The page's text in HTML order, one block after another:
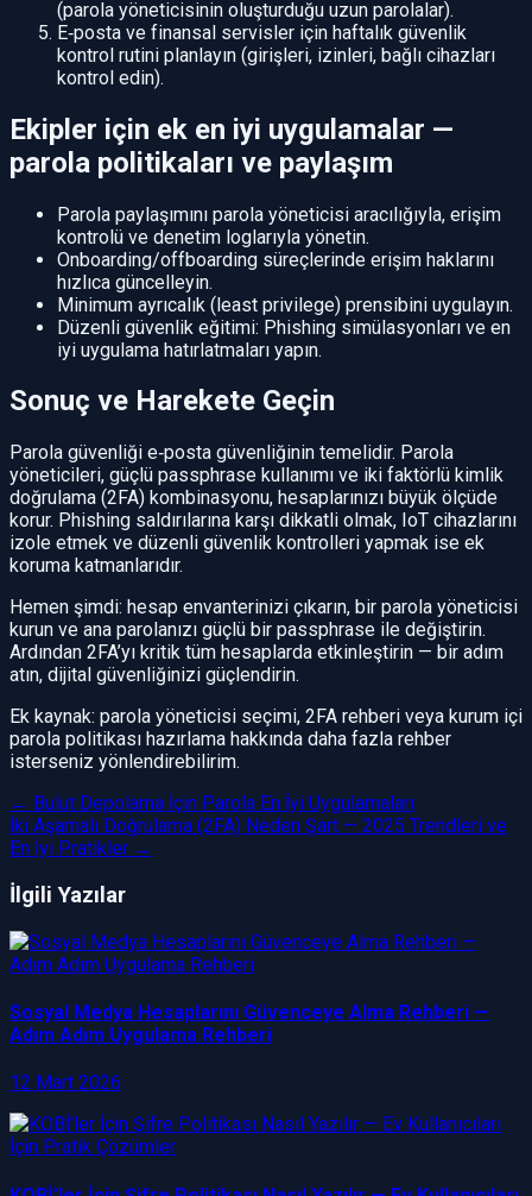
(parola yöneticisinin oluşturduğu uzun parolalar).
E‑posta ve finansal servisler için haftalık güvenlik
kontrol rutini planlayın (girişleri, izinleri, bağlı cihazları
kontrol edin).
Ekipler için ek en iyi uygulamalar —
parola politikaları ve paylaşım
Parola paylaşımını parola yöneticisi aracılığıyla, erişim
kontrolü ve denetim loglarıyla yönetin.
Onboarding/offboarding süreçlerinde erişim haklarını
hızlıca güncelleyin.
Minimum ayrıcalık (least privilege) prensibini uygulayın.
Düzenli güvenlik eğitimi: Phishing simülasyonları ve en
iyi uygulama hatırlatmaları yapın.
Sonuç ve Harekete Geçin
Parola güvenliği e‑posta güvenliğinin temelidir. Parola
yöneticileri, güçlü passphrase kullanımı ve iki faktörlü kimlik
doğrulama (2FA) kombinasyonu, hesaplarınızı büyük ölçüde
korur. Phishing saldırılarına karşı dikkatli olmak, IoT cihazlarını
izole etmek ve düzenli güvenlik kontrolleri yapmak ise ek
koruma katmanlarıdır.
Hemen şimdi: hesap envanterinizi çıkarın, bir parola yöneticisi
kurun ve ana parolanızı güçlü bir passphrase ile değiştirin.
Ardından 2FA’yı kritik tüm hesaplarda etkinleştirin — bir adım
atın, dijital güvenliğinizi güçlendirin.
Ek kaynak: parola yöneticisi seçimi, 2FA rehberi veya kurum içi
parola politikası hazırlama hakkında daha fazla rehber
isterseniz yönlendirebilirim.
← Bulut Depolama İçin Parola En İyi Uygulamaları
İki Aşamalı Doğrulama (2FA) Neden Şart — 2025 Trendleri ve
En İyi Pratikler →
İlgili Yazılar
Sosyal Medya Hesaplarını Güvenceye Alma Rehberi —
Adım Adım Uygulama Rehberi
12 Mart 2026